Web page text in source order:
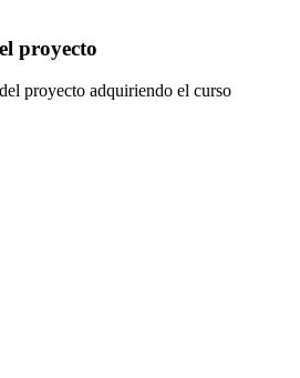
proyecto
proyecto adquiriendo el curso